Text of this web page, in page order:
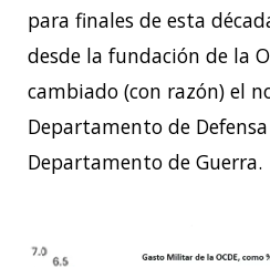
para finales de esta
desde la fundación de la
cambiado (con razón) el
Departamento de
Departamento de Guerra.